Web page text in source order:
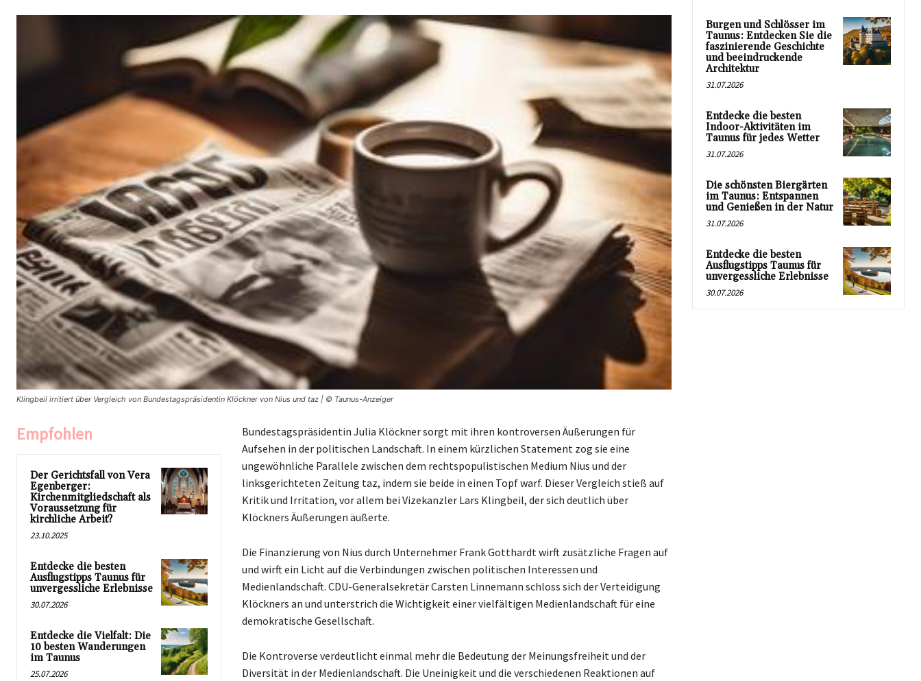
Klingbeil irritiert über Vergleich von Bundestagspräsidentin Klöckner von Nius und taz | © Taunus-Anzeiger
Empfohlen
Der Gerichtsfall von Vera
Egenberger:
Kirchenmitgliedschaft als
Voraussetzung für
kirchliche Arbeit?
23.10.2025
Entdecke die besten
Ausflugstipps Taunus für
unvergessliche Erlebnisse
30.07.2026
Entdecke die Vielfalt: Die
10 besten Wanderungen
im Taunus
25.07.2026
Bundestagspräsidentin Julia Klöckner sorgt mit ihren kontroversen Äußerungen für
Aufsehen in der politischen Landschaft. In einem kürzlichen Statement zog sie eine
ungewöhnliche Parallele zwischen dem rechtspopulistischen Medium Nius und der
linksgerichteten Zeitung taz, indem sie beide in einen Topf warf. Dieser Vergleich stieß auf
Kritik und Irritation, vor allem bei Vizekanzler Lars Klingbeil, der sich deutlich über
Klöckners Äußerungen äußerte.
Die Finanzierung von Nius durch Unternehmer Frank Gotthardt wirft zusätzliche Fragen auf
und wirft ein Licht auf die Verbindungen zwischen politischen Interessen und
Medienlandschaft. CDU-Generalsekretär Carsten Linnemann schloss sich der Verteidigung
Klöckners an und unterstrich die Wichtigkeit einer vielfältigen Medienlandschaft für eine
demokratische Gesellschaft.
Die Kontroverse verdeutlicht einmal mehr die Bedeutung der Meinungsfreiheit und der
Diversität in der Medienlandschaft. Die Uneinigkeit und die verschiedenen Reaktionen auf
Burgen und Schlösser im
Taunus: Entdecken Sie die
faszinierende Geschichte
und beeindruckende
Architektur
31.07.2026
Entdecke die besten
Indoor-Aktivitäten im
Taunus für jedes Wetter
31.07.2026
Die schönsten Biergärten
im Taunus: Entspannen
und Genießen in der Natur
31.07.2026
Entdecke die besten
Ausflugstipps Taunus für
unvergessliche Erlebnisse
30.07.2026